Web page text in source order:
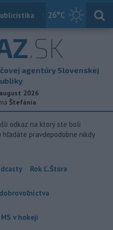
26°C
Slovensko
.SK
agentúry Slovenskej
2026
Štefánia
odkaz na ktorý ste boli
pravdepodobne nikdy
Rok Ľ.Štúra
MS v hokeji